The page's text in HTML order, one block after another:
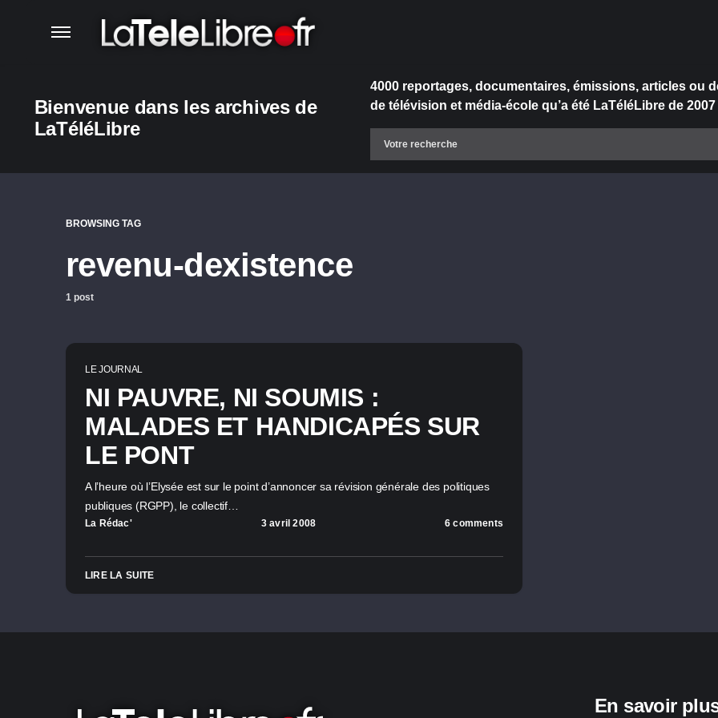
Bienvenue dans les archives de
LaTéléLibre
4000 reportages, documentaires, émissions, articles ou
de télévision et média-école qu’a été LaTéléLibre de 2007
BROWSING TAG
revenu-dexistence
1 post
LE JOURNAL
NI PAUVRE, NI SOUMIS :
MALADES ET HANDICAPÉS SUR
LE PONT
A l’heure où l’Elysée est sur le point d’annoncer sa révision générale des politiques
publiques (RGPP), le collectif…
La Rédac' 3 avril 2008 6 comments
LIRE LA SUITE
En savoir